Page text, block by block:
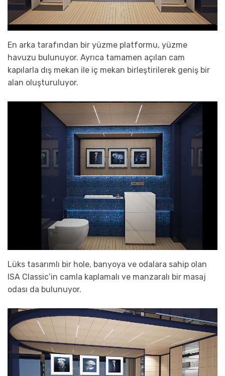
En arka tarafından bir yüzme platformu, yüzme
havuzu bulunuyor. Ayrıca tamamen açılan cam
kapılarla dış mekan ile iç mekan birleştirilerek geniş bir
alan oluşturuluyor.
Lüks tasarımlı bir hole, banyoya ve odalara sahip olan
ISA Classic’in camla kaplamalı ve manzaralı bir masaj
odası da bulunuyor.